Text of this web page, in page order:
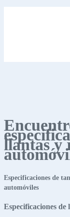
llantas y
Especificaciones de
automóviles
Especificaciones